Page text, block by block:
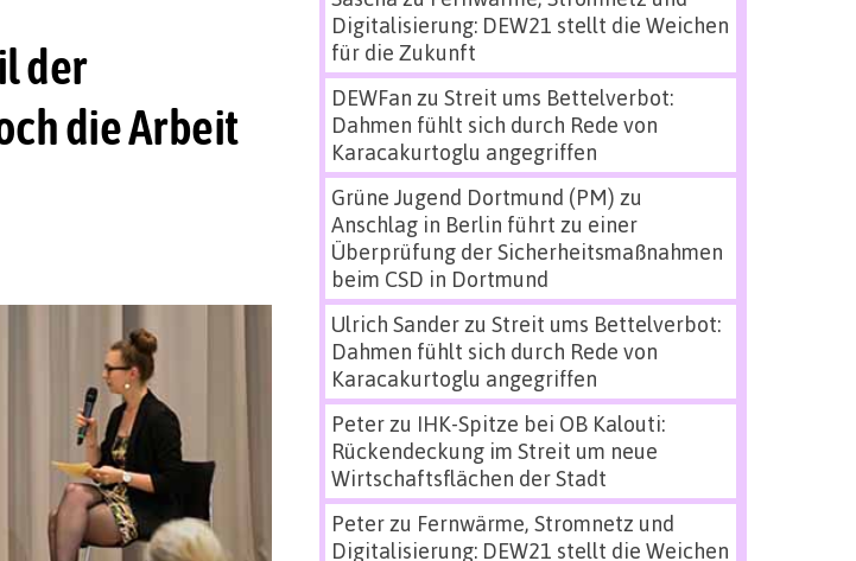
der
die Arbeit
Digitalisierung: DEW21 stellt die Weichen
für die Zukunft
DEWFan zu Streit ums Bettelverbot:
Dahmen fühlt sich durch Rede von
Karacakurtoglu angegriffen
Grüne Jugend Dortmund (PM) zu
Anschlag in Berlin führt zu einer
Überprüfung der Sicherheitsmaßnahmen
beim CSD in Dortmund
Ulrich Sanderzu Streit ums Bettelverbot:
Dahmen fühlt sich durch Rede von
Karacakurtoglu angegriffen
Peterzu IHK-Spitze bei OB Kalouti:
Rückendeckung im Streit um neue
Wirtschaftsflächen der Stadt
Peterzu Fernwärme, Stromnetz und
Digitalisierung: DEW21 stellt die Weichen